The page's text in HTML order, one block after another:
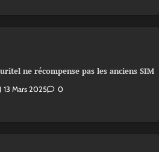
ne récompense pas les anciens SIM
13 Mars 2025 0